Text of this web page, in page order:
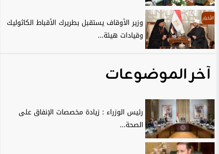
الأخبار
وزير الأوقاف يستقبل بطريرك الأقباط الكاثوليك
وقيادات هيئة...
آخر الموضوعات
رئيس الوزراء : زيادة مخصصات الإنفاق على
الصحة...